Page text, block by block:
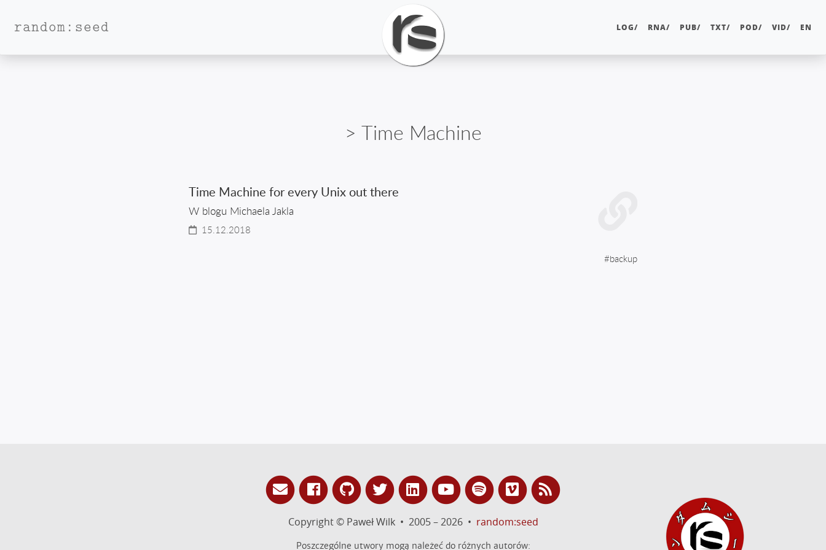
random:seed LOG/ RNA/ PUB/ TXT/ POD/ VID/ EN
> Time Machine
Time Machine for every Unix out there
W blogu Michaela Jakla
15.12.2018
#backup
Copyright © Paweł Wilk • 2005 – 2026 • random:seed
Poszczególne utwory mogą należeć do różnych autorów: